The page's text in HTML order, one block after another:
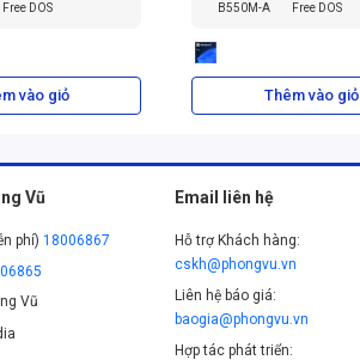
Free DOS
vào giỏ
B550M-A
Free DOS
Thêm vào giỏ
Vũ
phí)18006867
Vũ
Email liên hệ
Hỗ trợ Khách hàng:
cskh@phongvu.vn
Liên hệ báo giá:
baogia@phongvu.vn
Hợp tác phát triển: